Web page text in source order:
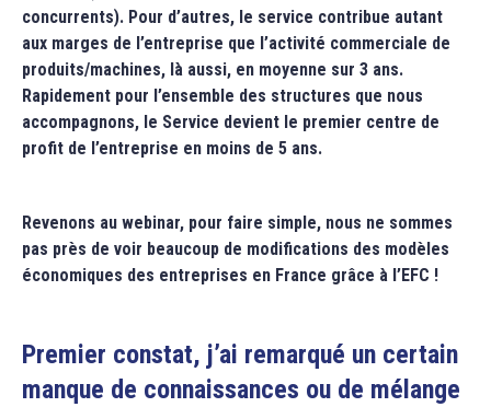
concurrents). Pour d’autres, le service contribue autant
aux marges de l’entreprise que l’activité commerciale de
produits/machines, là aussi, en moyenne sur 3 ans.
Rapidement pour l’ensemble des structures que nous
accompagnons, le Service devient le premier centre de
profit de l’entreprise en moins de 5 ans.
Revenons au webinar, pour faire simple, nous ne sommes
pas près de voir beaucoup de modifications des modèles
économiques des entreprises en France grâce à l’EFC !
Premier constat, j’ai remarqué un certain
manque de connaissances ou de mélange